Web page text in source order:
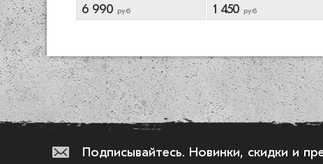
6 990 руб 1 450 руб
Подписывайтесь. Новинки, скидки и